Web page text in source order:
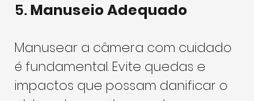
5. Manuseio Adequado
Manusear a câmera com cuidado
é fundamental. Evite quedas e
impactos que possam danificar o